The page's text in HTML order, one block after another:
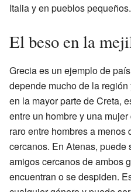
Italia y en pueblos pequeños.
El beso en la
Grecia es un ejemplo de
depende mucho de la
en la mayor parte de Creta,
entre un hombre y una
raro entre hombres a
cercanos. En Atenas, puede
amigos cercanos de ambos
encuentran o se despiden.